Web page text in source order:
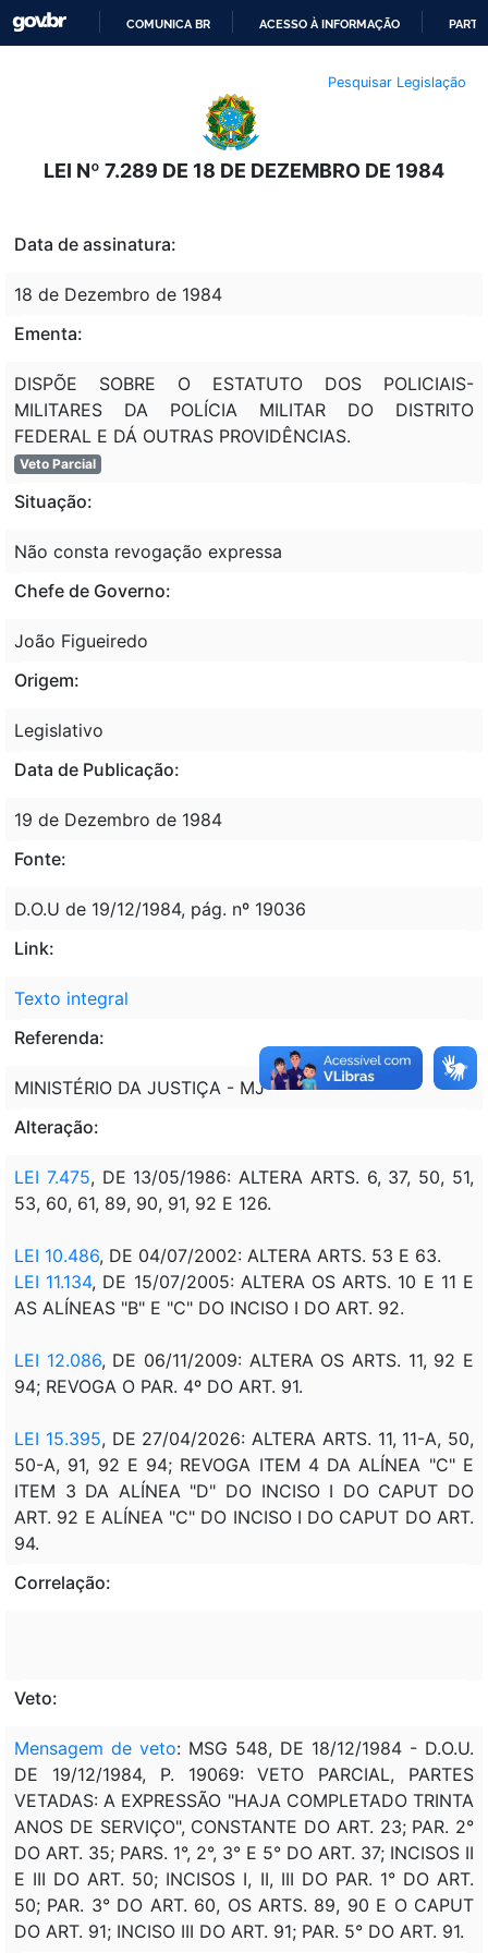
O
CONTEÚDO
COMUNICA BR ACESSO À INFORMAÇÃO
Pesquisar Legislação
LEI Nº 7.289 DE 18 DE DEZEMBRO DE 1984
Data de assinatura:
18 de Dezembro de 1984
Ementa:
DISPÕE SOBRE O ESTATUTO DOS POLICIAIS-
MILITARES DA POLÍCIA MILITAR DO DISTRITO
FEDERAL E DÁ OUTRAS PROVIDÊNCIAS.
Veto Parcial
Situação:
Não consta revogação expressa
Chefe de Governo:
João Figueiredo
Origem:
Legislativo
Data de Publicação:
19 de Dezembro de 1984
Fonte:
D.O.U de 19/12/1984, pág. nº 19036
Link:
Texto integral
Referenda:
MINISTÉRIO DA JUSTIÇA - MJ
Alteração:
LEI 7.475, DE 13/05/1986: ALTERA ARTS. 6, 37, 50, 51,
53, 60, 61, 89, 90, 91, 92 E 126.
LEI 10.486, DE 04/07/2002: ALTERA ARTS. 53 E 63.
LEI 11.134, DE 15/07/2005: ALTERA OS ARTS. 10 E 11 E
AS ALÍNEAS "B" E "C" DO INCISO I DO ART. 92.
LEI 12.086, DE 06/11/2009: ALTERA OS ARTS. 11, 92 E
94; REVOGA O PAR. 4º DO ART. 91.
LEI 15.395, DE 27/04/2026: ALTERA ARTS. 11, 11-A, 50,
50-A, 91, 92 E 94; REVOGA ITEM 4 DA ALÍNEA "C" E
ITEM 3 DA ALÍNEA "D" DO INCISO I DO CAPUT DO
ART. 92 E ALÍNEA "C" DO INCISO I DO CAPUT DO ART.
94.
Correlação:
Veto:
Mensagem de veto: MSG 548, DE 18/12/1984 - D.O.U.
DE 19/12/1984, P. 19069: VETO PARCIAL, PARTES
VETADAS: A EXPRESSÃO "HAJA COMPLETADO TRINTA
ANOS DE SERVIÇO", CONSTANTE DO ART. 23; PAR. 2°
DO ART. 35; PARS. 1°, 2°, 3° E 5° DO ART. 37; INCISOS II
E III DO ART. 50; INCISOS I, II, III DO PAR. 1° DO ART.
50; PAR. 3° DO ART. 60, OS ARTS. 89, 90 E O CAPUT
DO ART. 91; INCISO III DO ART. 91; PAR. 5° DO ART. 91.